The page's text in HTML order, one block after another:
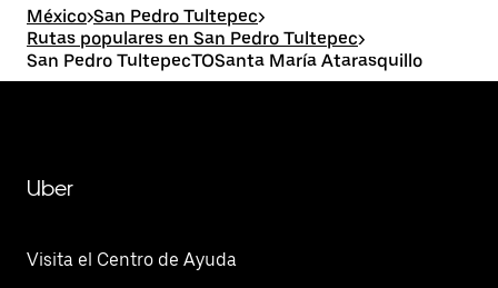
México>San Pedro Tultepec>
Rutas populares en San Pedro Tultepec>
San Pedro TultepecTOSanta María Atarasquillo
Uber
Visita el Centro de Ayuda